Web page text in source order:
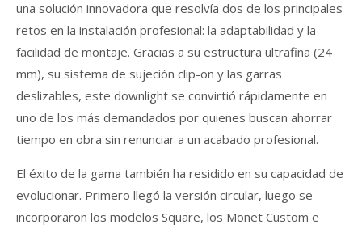
una solución innovadora que resolvía dos de los principales
retos en la instalación profesional: la adaptabilidad y la
facilidad de montaje. Gracias a su estructura ultrafina (24
mm), su sistema de sujeción clip-on y las garras
deslizables, este downlight se convirtió rápidamente en
uno de los más demandados por quienes buscan ahorrar
tiempo en obra sin renunciar a un acabado profesional.
El éxito de la gama también ha residido en su capacidad de
evolucionar. Primero llegó la versión circular, luego se
incorporaron los modelos Square, los Monet Custom e